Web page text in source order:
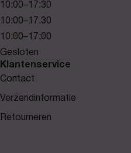
10:00–17:30
10:00–17.30
10:00–17:00
Gesloten
Klantenservice
Contact
Verzendinformatie
Retourneren